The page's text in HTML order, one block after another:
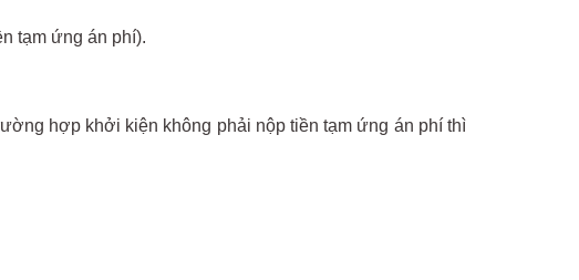
tạm ứng án phí).
hợp khởi kiện không phải nộp tiền tạm ứng án phí thì